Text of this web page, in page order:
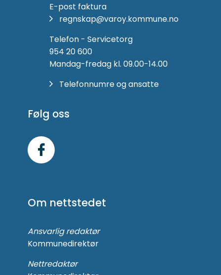
E-post faktura
regnskap@varoy.kommune.no
Telefon - Servicetorg
954 20 600
Mandag-fredag kl. 09.00-14.00
Telefonnumre og ansatte
Følg oss
Facebook
Om nettstedet
Ansvarlig redaktør
Kommunedirektør
Nettredaktør